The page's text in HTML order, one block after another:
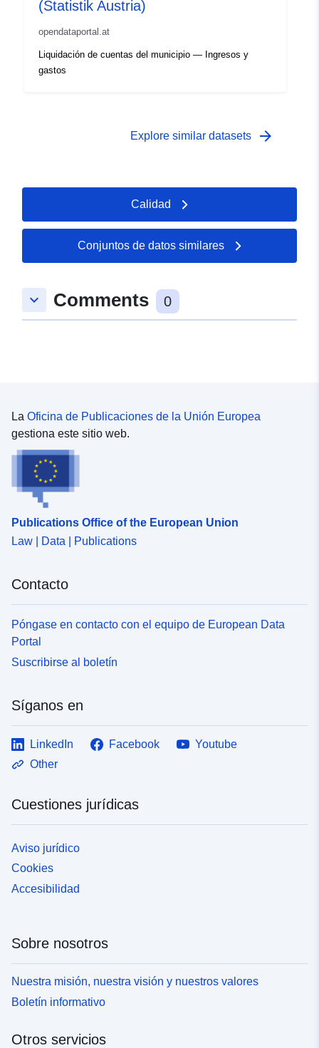
(Statistik Austria)
opendataportal.at
Liquidación de cuentas del municipio — Ingresos y
gastos
Explore similar datasets arrow_forward
Calidad
Conjuntos de datos similares
keyboard_arrow_down Comments 0
La Oficina de Publicaciones de la Unión Europea
gestiona este sitio web.
Publications Office of the European Union
Law | Data | Publications
Contacto
Póngase en contacto con el equipo de European Data
Portal
Suscribirse al boletín
Síganos en
LinkedIn Facebook
Youtube
Other
Cuestiones jurídicas
Aviso jurídico
Cookies
Accesibilidad
Sobre nosotros
Nuestra misión, nuestra visión y nuestros valores
Boletín informativo
Otros servicios